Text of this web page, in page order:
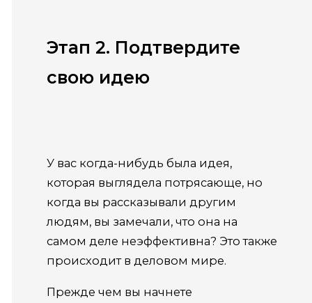
Этап 2. Подтвердите
свою идею
У вас когда-нибудь была идея,
которая выглядела потрясающе, но
когда вы рассказывали другим
людям, вы замечали, что она на
самом деле неэффективна? Это также
происходит в деловом мире.
Прежде чем вы начнете